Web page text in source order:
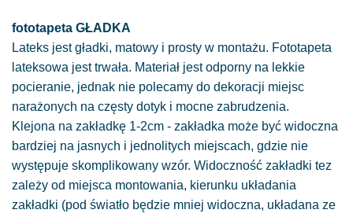
fototapeta GŁADKA
Lateks jest gładki, matowy i prosty w montażu. Fototapeta
lateksowa jest trwała. Materiał jest odporny na lekkie
pocieranie, jednak nie polecamy do dekoracji miejsc
narażonych na częsty dotyk i mocne zabrudzenia.
Klejona na zakładkę 1-2cm - zakładka może być widoczna
bardziej na jasnych i jednolitych miejscach, gdzie nie
występuje skomplikowany wzór. Widoczność zakładki tez
zależy od miejsca montowania, kierunku układania
zakładki (pod światło będzie mniej widoczna, układana ze